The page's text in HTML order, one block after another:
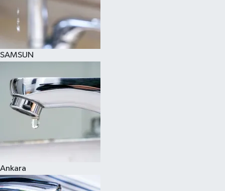
SAMSUN
Ankara